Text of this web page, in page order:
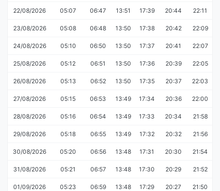
22/08/2026 05:07 06:47 13:51 17:39 20:44 22:11
23/08/2026 05:08 06:48 13:50 17:38 20:42 22:09
24/08/2026 05:10 06:50 13:50 17:37 20:41 22:07
25/08/2026 05:12 06:51 13:50 17:36 20:39 22:05
26/08/2026 05:13 06:52 13:50 17:35 20:37 22:03
27/08/2026 05:15 06:53 13:49 17:34 20:36 22:00
28/08/2026 05:16 06:54 13:49 17:33 20:34 21:58
29/08/2026 05:18 06:55 13:49 17:32 20:32 21:56
30/08/2026 05:20 06:56 13:48 17:31 20:30 21:54
31/08/2026 05:21 06:57 13:48 17:30 20:29 21:52
01/09/2026 05:23 06:59 13:48 17:29 20:27 21:50